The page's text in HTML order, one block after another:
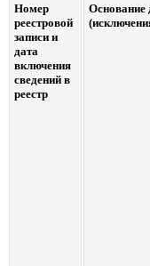
Номер
реестровой
записи и
дата
включения
сведений в
реестр
Основание